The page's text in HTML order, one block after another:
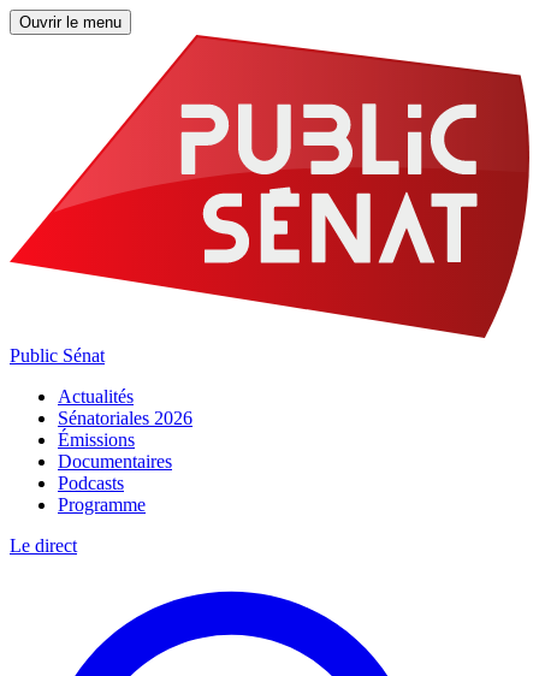
Ouvrir le menu
Public Sénat
Actualités
Sénatoriales 2026
Émissions
Documentaires
Podcasts
Programme
Le direct